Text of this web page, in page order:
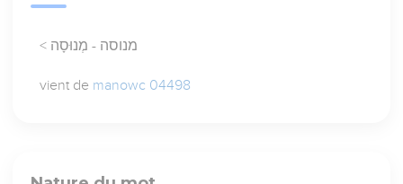
< מנוסה - מְנוּסָה
vient de manowc 04498